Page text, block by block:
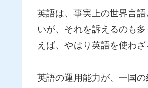
英語は、事実上の世界言
いが、それを訴えるのも
えば、やはり英語を使わ
英語の運用能力が、一国